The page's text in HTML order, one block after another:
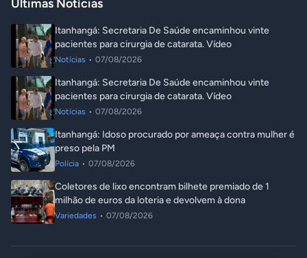
Últimas Notícias
Itanhangá: Secretaria De Saúde encaminhou vinte
pacientes para cirurgia de catarata. Vídeo
Notícias • 07/08/2026
Itanhangá: Secretaria De Saúde encaminhou vinte
pacientes para cirurgia de catarata. Vídeo
Notícias • 07/08/2026
Itanhangá: Idoso procurado por ameaça contra mulher é
preso pela PM
Polícia • 07/08/2026
Coletores de lixo encontram bilhete premiado de 1
milhão de euros da loteria e devolvem à dona
Variedades • 07/08/2026